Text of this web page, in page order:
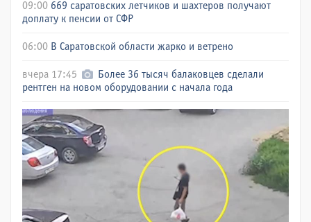
09:00 669 саратовских летчиков и шахтеров получают
доплату к пенсии от СФР
06:00 В Саратовской области жарко и ветрено
вчера 17:45
Более 36 тысяч балаковцев сделали
рентген на новом оборудовании с начала года